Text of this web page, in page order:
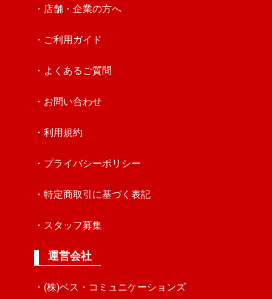
・店舗・企業の方へ
・ご利用ガイド
・よくあるご質問
・お問い合わせ
・利用規約
・プライバシーポリシー
・特定商取引に基づく表記
・スタッフ募集
運営会社
・(株)ベス・コミュニケーションズ